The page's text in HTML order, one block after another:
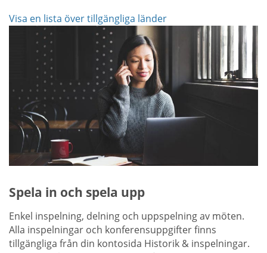
Visa en lista över tillgängliga länder
Spela in och spela upp
Enkel inspelning, delning och uppspelning av möten.
Alla inspelningar och konferensuppgifter finns
tillgängliga från din kontosida Historik & inspelningar.